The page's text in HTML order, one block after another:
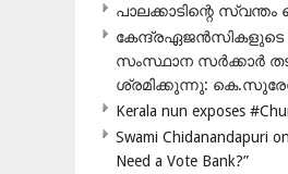
പാലക്കാടിന്റെ
സംസ്ഥാന സർക്കാർ
ശ്രമിക്കുന്നു:
Kerala nun exposes
Swami Chidanandapuri
Need a Vote Bank?”